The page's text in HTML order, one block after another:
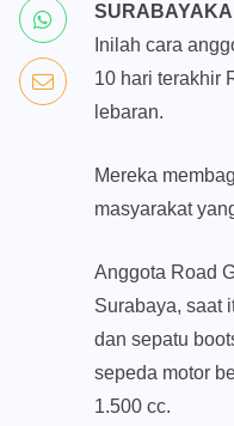
Inilah cara
10 hari terakhir
lebaran.
Mereka
masyarakat
Anggota Road
Surabaya, saat
dan sepatu
sepeda motor
1.500 cc.